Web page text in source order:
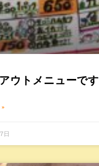
ウトメニューです
»
日